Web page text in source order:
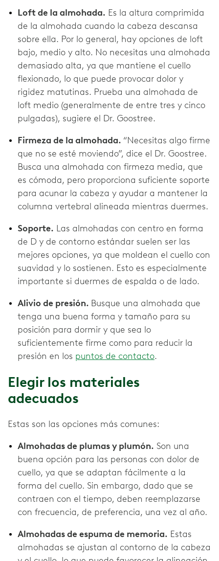
Loft de la almohada. Es la altura comprimida
de la almohada cuando la cabeza descansa
sobre ella. Por lo general, hay opciones de loft
bajo, medio y alto. No necesitas una almohada
demasiado alta, ya que mantiene el cuello
flexionado, lo que puede provocar dolor y
rigidez matutinas. Prueba una almohada de
loft medio (generalmente de entre tres y cinco
pulgadas), sugiere el Dr. Goostree.
Firmeza de la almohada. “Necesitas algo firme
que no se esté moviendo”, dice el Dr. Goostree.
Busca una almohada con firmeza media, que
es cómoda, pero proporciona suficiente soporte
para acunar la cabeza y ayudar a mantener la
columna vertebral alineada mientras duermes.
Soporte. Las almohadas con centro en forma
de D y de contorno estándar suelen ser las
mejores opciones, ya que moldean el cuello con
suavidad y lo sostienen. Esto es especialmente
importante si duermes de espalda o de lado.
Alivio de presión. Busque una almohada que
tenga una buena forma y tamaño para su
posición para dormir y que sea lo
suficientemente firme como para reducir la
presión en los puntos de contacto.
Elegir los materiales
adecuados
Estas son las opciones más comunes:
Almohadas de plumas y plumón. Son una
buena opción para las personas con dolor de
cuello, ya que se adaptan fácilmente a la
forma del cuello. Sin embargo, dado que se
contraen con el tiempo, deben reemplazarse
con frecuencia, de preferencia, una vez al año.
Almohadas de espuma de memoria. Estas
almohadas se ajustan al contorno de la cabeza